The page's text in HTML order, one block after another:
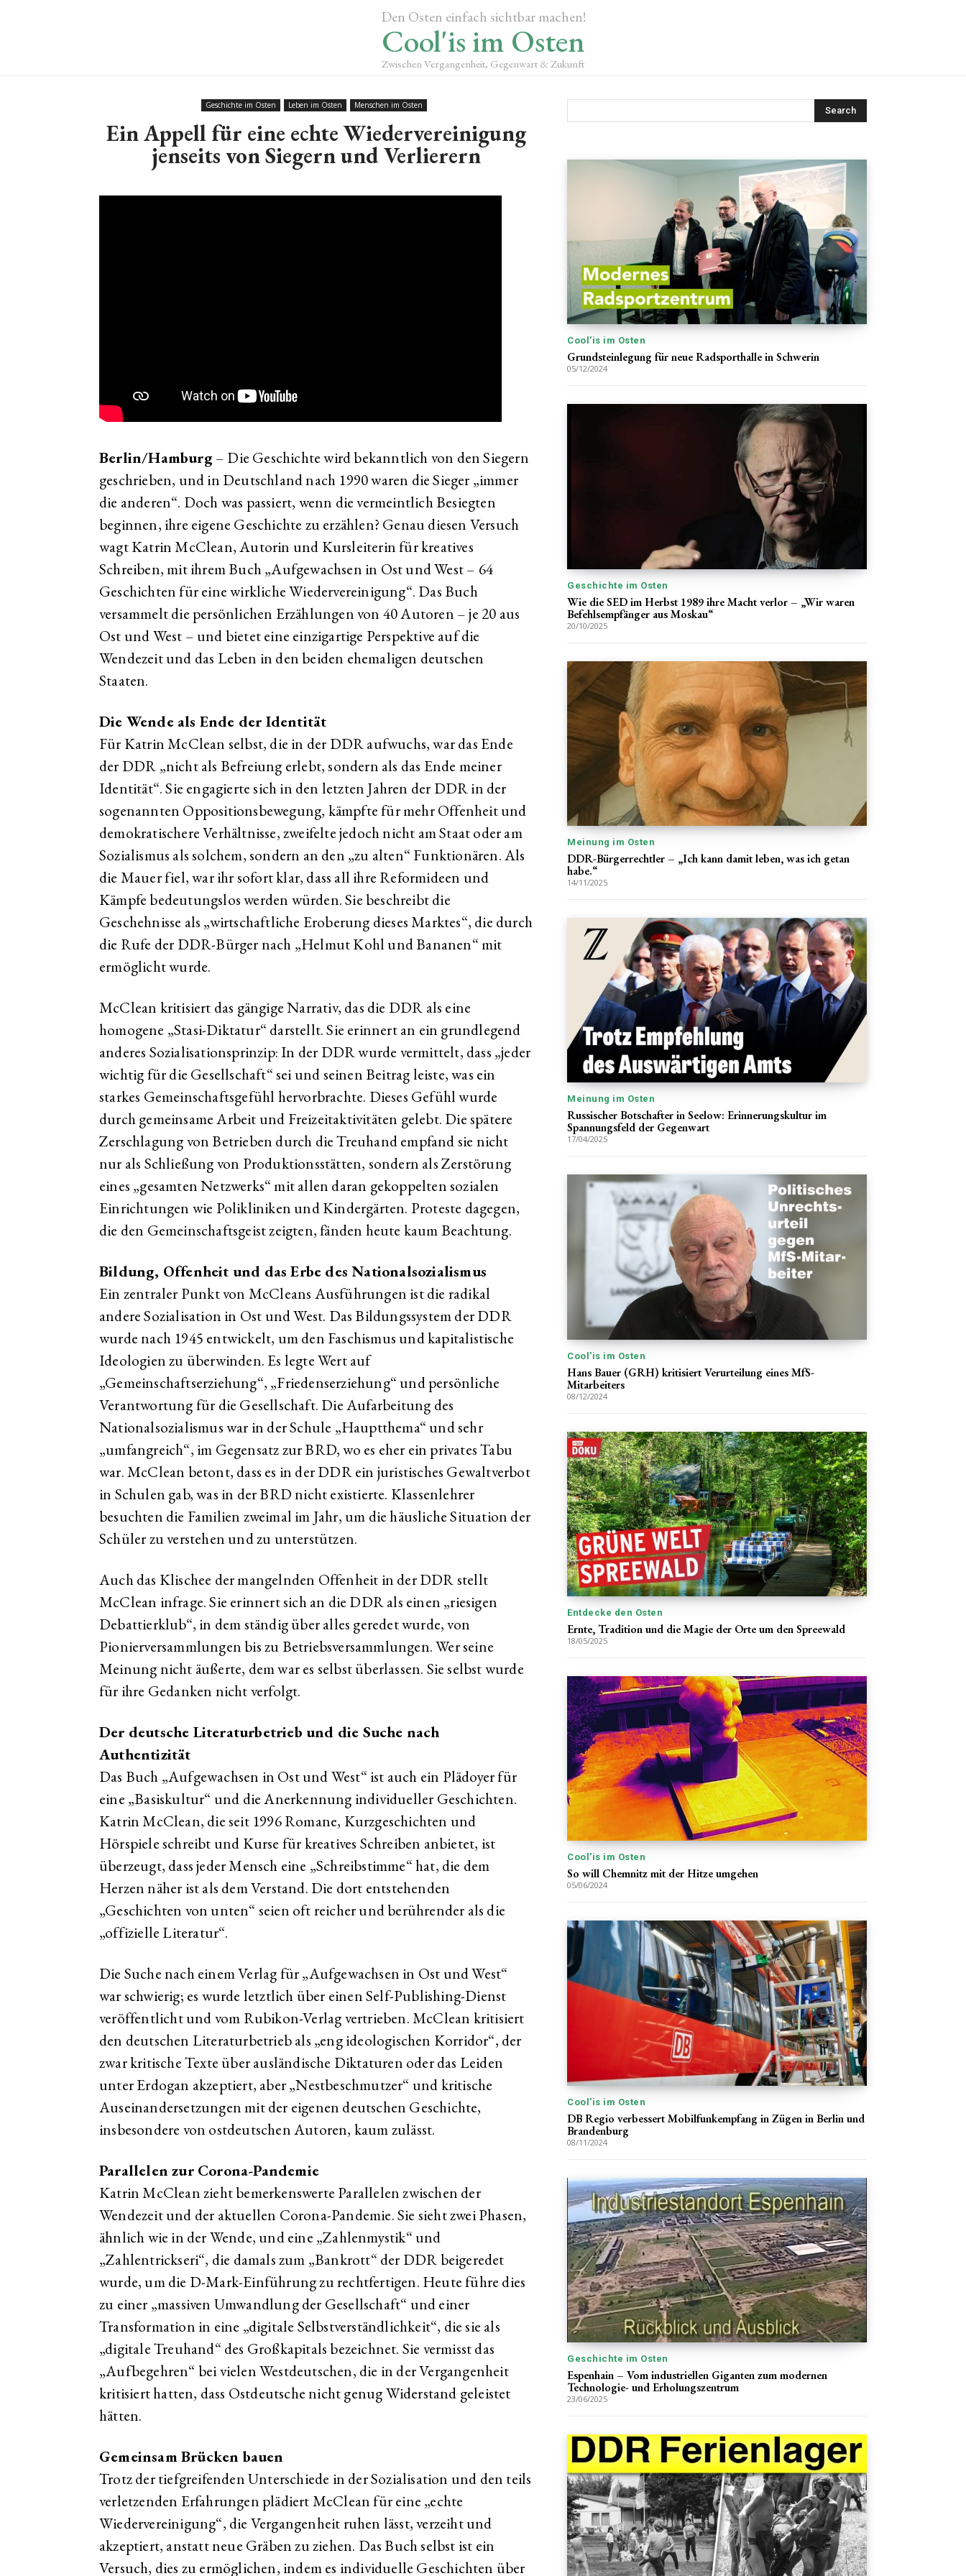
Den Osten einfach sichtbar machen!
Cool'is im Osten
Zwischen Vergangenheit, Gegenwart & Zukunft
Geschichte im Osten Leben im Osten Menschen im Osten
Ein Appell für eine echte Wiedervereinigung
jenseits von Siegern und Verlierern
Berlin/Hamburg– Die Geschichte wird bekanntlich von den Siegern
geschrieben, und in Deutschland nach 1990 waren die Sieger „immer
die anderen“. Doch was passiert, wenn die vermeintlich Besiegten
beginnen, ihre eigene Geschichte zu erzählen? Genau diesen Versuch
wagt Katrin McClean, Autorin und Kursleiterin für kreatives
Schreiben, mit ihrem Buch „Aufgewachsen in Ost und West – 64
Geschichten für eine wirkliche Wiedervereinigung“. Das Buch
versammelt die persönlichen Erzählungen von 40 Autoren – je 20 aus
Ost und West – und bietet eine einzigartige Perspektive auf die
Wendezeit und das Leben in den beiden ehemaligen deutschen
Staaten.
Die Wende als Ende der Identität
Für Katrin McClean selbst, die in der DDR aufwuchs, war das Ende
der DDR „nicht als Befreiung erlebt, sondern als das Ende meiner
Identität“. Sie engagierte sich in den letzten Jahren der DDR in der
sogenannten Oppositionsbewegung, kämpfte für mehr Offenheit und
demokratischere Verhältnisse, zweifelte jedoch nicht am Staat oder am
Sozialismus als solchem, sondern an den „zu alten“ Funktionären. Als
die Mauer fiel, war ihr sofort klar, dass all ihre Reformideen und
Kämpfe bedeutungslos werden würden. Sie beschreibt die
Geschehnisse als „wirtschaftliche Eroberung dieses Marktes“, die durch
die Rufe der DDR-Bürger nach „Helmut Kohl und Bananen“ mit
ermöglicht wurde.
McClean kritisiert das gängige Narrativ, das die DDR als eine
homogene „Stasi-Diktatur“ darstellt. Sie erinnert an ein grundlegend
anderes Sozialisationsprinzip: In der DDR wurde vermittelt, dass „jeder
wichtig für die Gesellschaft“ sei und seinen Beitrag leiste, was ein
starkes Gemeinschaftsgefühl hervorbrachte. Dieses Gefühl wurde
durch gemeinsame Arbeit und Freizeitaktivitäten gelebt. Die spätere
Zerschlagung von Betrieben durch die Treuhand empfand sie nicht
nur als Schließung von Produktionsstätten, sondern als Zerstörung
eines „gesamten Netzwerks“ mit allen daran gekoppelten sozialen
Einrichtungen wie Polikliniken und Kindergärten. Proteste dagegen,
die den Gemeinschaftsgeist zeigten, fänden heute kaum Beachtung.
Bildung, Offenheit und das Erbe des Nationalsozialismus
Ein zentraler Punkt von McCleans Ausführungen ist die radikal
andere Sozialisation in Ost und West. Das Bildungssystem der DDR
wurde nach 1945 entwickelt, um den Faschismus und kapitalistische
Ideologien zu überwinden. Es legte Wert auf
„Gemeinschaftserziehung“, „Friedenserziehung“ und persönliche
Verantwortung für die Gesellschaft. Die Aufarbeitung des
Nationalsozialismus war in der Schule „Hauptthema“ und sehr
„umfangreich“, im Gegensatz zur BRD, wo es eher ein privates Tabu
war. McClean betont, dass es in der DDR ein juristisches Gewaltverbot
in Schulen gab, was in der BRD nicht existierte. Klassenlehrer
besuchten die Familien zweimal im Jahr, um die häusliche Situation der
Schüler zu verstehen und zu unterstützen.
Auch das Klischee der mangelnden Offenheit in der DDR stellt
McClean infrage. Sie erinnert sich an die DDR als einen „riesigen
Debattierklub“, in dem ständig über alles geredet wurde, von
Pionierversammlungen bis zu Betriebsversammlungen. Wer seine
Meinung nicht äußerte, dem war es selbst überlassen. Sie selbst wurde
für ihre Gedanken nicht verfolgt.
Der deutsche Literaturbetrieb und die Suche nach
Authentizität
Das Buch „Aufgewachsen in Ost und West“ ist auch ein Plädoyer für
eine „Basiskultur“ und die Anerkennung individueller Geschichten.
Katrin McClean, die seit 1996 Romane, Kurzgeschichten und
Hörspiele schreibt und Kurse für kreatives Schreiben anbietet, ist
überzeugt, dass jeder Mensch eine „Schreibstimme“ hat, die dem
Herzen näher ist als dem Verstand. Die dort entstehenden
„Geschichten von unten“ seien oft reicher und berührender als die
„offizielle Literatur“.
Die Suche nach einem Verlag für „Aufgewachsen in Ost und West“
war schwierig; es wurde letztlich über einen Self-Publishing-Dienst
veröffentlicht und vom Rubikon-Verlag vertrieben. McClean kritisiert
den deutschen Literaturbetrieb als „eng ideologischen Korridor“, der
zwar kritische Texte über ausländische Diktaturen oder das Leiden
unter Erdogan akzeptiert, aber „Nestbeschmutzer“ und kritische
Auseinandersetzungen mit der eigenen deutschen Geschichte,
insbesondere von ostdeutschen Autoren, kaum zulässt.
Parallelen zur Corona-Pandemie
Katrin McClean zieht bemerkenswerte Parallelen zwischen der
Wendezeit und der aktuellen Corona-Pandemie. Sie sieht zwei Phasen,
ähnlich wie in der Wende, und eine „Zahlenmystik“ und
„Zahlentrickseri“, die damals zum „Bankrott“ der DDR beigeredet
wurde, um die D-Mark-Einführung zu rechtfertigen. Heute führe dies
zu einer „massiven Umwandlung der Gesellschaft“ und einer
Transformation in eine „digitale Selbstverständlichkeit“, die sie als
„digitale Treuhand“ des Großkapitals bezeichnet. Sie vermisst das
„Aufbegehren“ bei vielen Westdeutschen, die in der Vergangenheit
kritisiert hatten, dass Ostdeutsche nicht genug Widerstand geleistet
hätten.
Gemeinsam Brücken bauen
Trotz der tiefgreifenden Unterschiede in der Sozialisation und den teils
verletzenden Erfahrungen plädiert McClean für eine „echte
Wiedervereinigung“, die Vergangenheit ruhen lässt, verzeiht und
akzeptiert, anstatt neue Gräben zu ziehen. Das Buch selbst ist ein
Versuch, dies zu ermöglichen, indem es individuelle Geschichten über
Search
Cool'is im Osten
Grundsteinlegung für neue Radsporthalle in Schwerin
05/12/2024
Geschichte im Osten
Wie die SED im Herbst 1989 ihre Macht verlor – „Wir waren
Befehlsempfänger aus Moskau“
20/10/2025
Meinung im Osten
DDR-Bürgerrechtler – „Ich kann damit leben, was ich getan
habe.“
14/11/2025
Meinung im Osten
Russischer Botschafter in Seelow: Erinnerungskultur im
Spannungsfeld der Gegenwart
17/04/2025
Cool'is im Osten
Hans Bauer (GRH) kritisiert Verurteilung eines MfS-
Mitarbeiters
08/12/2024
Entdecke den Osten
Ernte, Tradition und die Magie der Orte um den Spreewald
18/05/2025
Cool'is im Osten
So will Chemnitz mit der Hitze umgehen
05/06/2024
Cool'is im Osten
DB Regio verbessert Mobilfunkempfang in Zügen in Berlin und
Brandenburg
08/11/2024
Geschichte im Osten
Espenhain – Vom industriellen Giganten zum modernen
Technologie- und Erholungszentrum
23/06/2025